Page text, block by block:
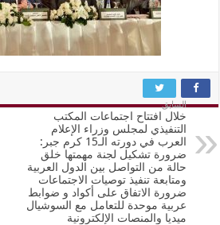
السابق
خلال افتتاح اجتماعات المكتب
التنفيذي لمجلس وزراء الإعلام
العرب في دورته الـ15 كرم جبر:
ضرورة تشكيل لجنة مهمتها خلق
حالة من التواصل بين الدول العربية
ومتابعة تنفيذ توصيات الاجتماعات
ضرورة الاتفاق على أكواد و ضوابط
عربية موحدة للتعامل مع السوشيال
ميديا والمنصات الإلكترونية